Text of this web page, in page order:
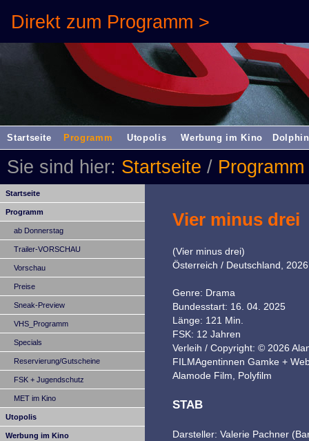
Direkt zum Programm >
Startseite Programm Utopolis Werbung im Kino
Sie sind hier: Startseite / Programm
Startseite
Programm
ab Donnerstag
Trailer-VORSCHAU
Vorschau
Preise
Sneak-Preview
VHS_Programm
Specials
Reservierung/Gutscheine
FSK + Jugendschutz
MET im Kino
Utopolis
Werbung im Kino
Vier minus drei
(Vier minus drei)
Österreich / Deutschland, 2026
Genre: Drama
Bundesstart: 16. 04. 2025
Länge: 121 Min.
FSK: 12 Jahren
Verleih / Copyright: © 2026
FILMAgentinnen Gamke +
Alamode Film, Polyfilm
STAB
Darsteller: Valerie Pachner